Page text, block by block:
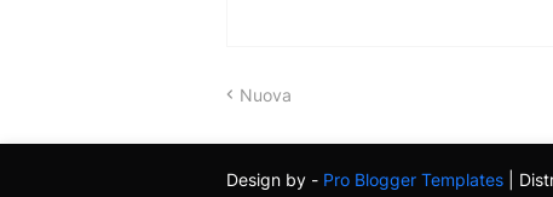
Nuova
Design by - Pro Blogger Templates |